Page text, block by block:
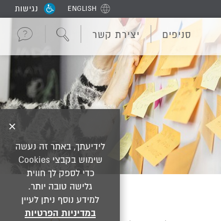
נגישות ENGLISH
סניפים יצירת קשר
✕
לידיעתך, באתר זה נעשה
שימוש בקבצי Cookies
כדי לספק לך חווית
גלישה טובה יותר.
למידע נוסף ניתן לעיין
במדיניות הפרטיות